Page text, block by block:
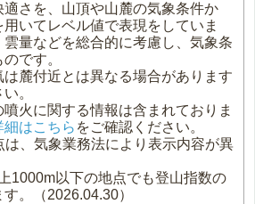
さを、山頂や山麓の気象条件か
いてレベル値で表現をしていま
量などを総合的に考慮し、気象条
です。
は麓付近とは異なる場合があります
。
火に関する情報は含まれておりま
はこちら をご確認ください。
、気象業務法により表示内容が異
1000m以下の地点でも登山指数の
。（2026.04.30）